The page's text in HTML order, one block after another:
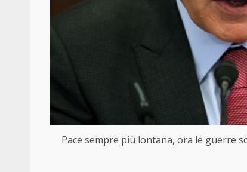
Pace sempre più lontana, ora le guerre